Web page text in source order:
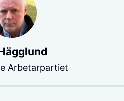
Arbetarpartiet